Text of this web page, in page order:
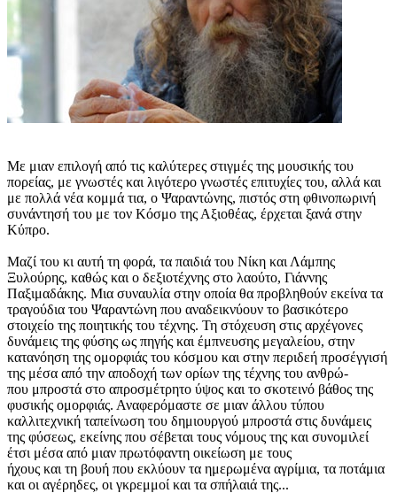
Με μιαν επιλογή από τις καλύτερες στιγμές της μουσικής του
πορείας, με γνωστές και λιγότερο γνωστές επιτυχίες του, αλλά και
με πολλά νέα κομμά τια, ο Ψαραντώνης, πιστός στη φθινοπωρινή
συνάντησή του με τον Κόσμο της Αξιοθέας, έρχεται ξανά στην
Κύπρο.
Μαζί του κι αυτή τη φορά, τα παιδιά του Νίκη και Λάμπης
Ξυλούρης, καθώς και ο δεξιοτέχνης στο λαούτο, Γιάννης
Παξιμαδάκης. Mια συναυλία στην οποία θα προβληθούν εκείνα τα
τραγούδια του Ψαραντώνη που αναδεικνύουν το βασικότερο
στοιχείο της ποιητικής του τέχνης. Τη στόχευση στις αρχέγονες
δυνάμεις της φύσης ως πηγής και έμπνευσης μεγαλείου, στην
κατανόηση της ομορφιάς του κόσμου και στην περιδεή προσέγγισή
της μέσα από την αποδοχή των ορίων της τέχνης του ανθρώ-
που μπροστά στο απροσμέτρητο ύψος και το σκοτεινό βάθος της
φυσικής ομορφιάς. Αναφερόμαστε σε μιαν άλλου τύπου
καλλιτεχνική ταπείνωση του δημιουργού μπροστά στις δυνάμεις
της φύσεως, εκείνης που σέβεται τους νόμους της και συνομιλεί
έτσι μέσα από μιαν πρωτόφαντη οικείωση με τους
ήχους και τη βουή που εκλύουν τα ημερωμένα αγρίμια, τα ποτάμια
και οι αγέρηδες, οι γκρεμμοί και τα σπήλαιά της...